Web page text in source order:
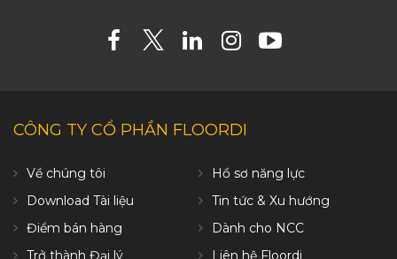
CÔNG TY CỔ PHẦN FLOORDI
Về chúng tôi
Hồ sơ năng lực
Download Tài liệu
Tin tức & Xu hướng
Điểm bán hàng
Dành cho NCC
Trở thành Đại lý
Liên hệ Floordi